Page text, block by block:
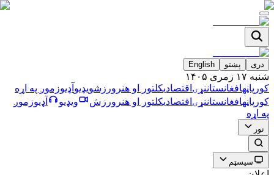
دری پښتو English
شنبه ۱۷ زمری ۱۴۰۵
کورپاڼهافغانستاننړۍ اقتصاديکلتور او هنر ورزشویډیو آډیوزموږ په اړه
کورپاڼهافغانستاننړۍ اقتصاديکلتور او هنر ورزش ویډیو آډیوزموږ
په اړه
نور
سیسټم